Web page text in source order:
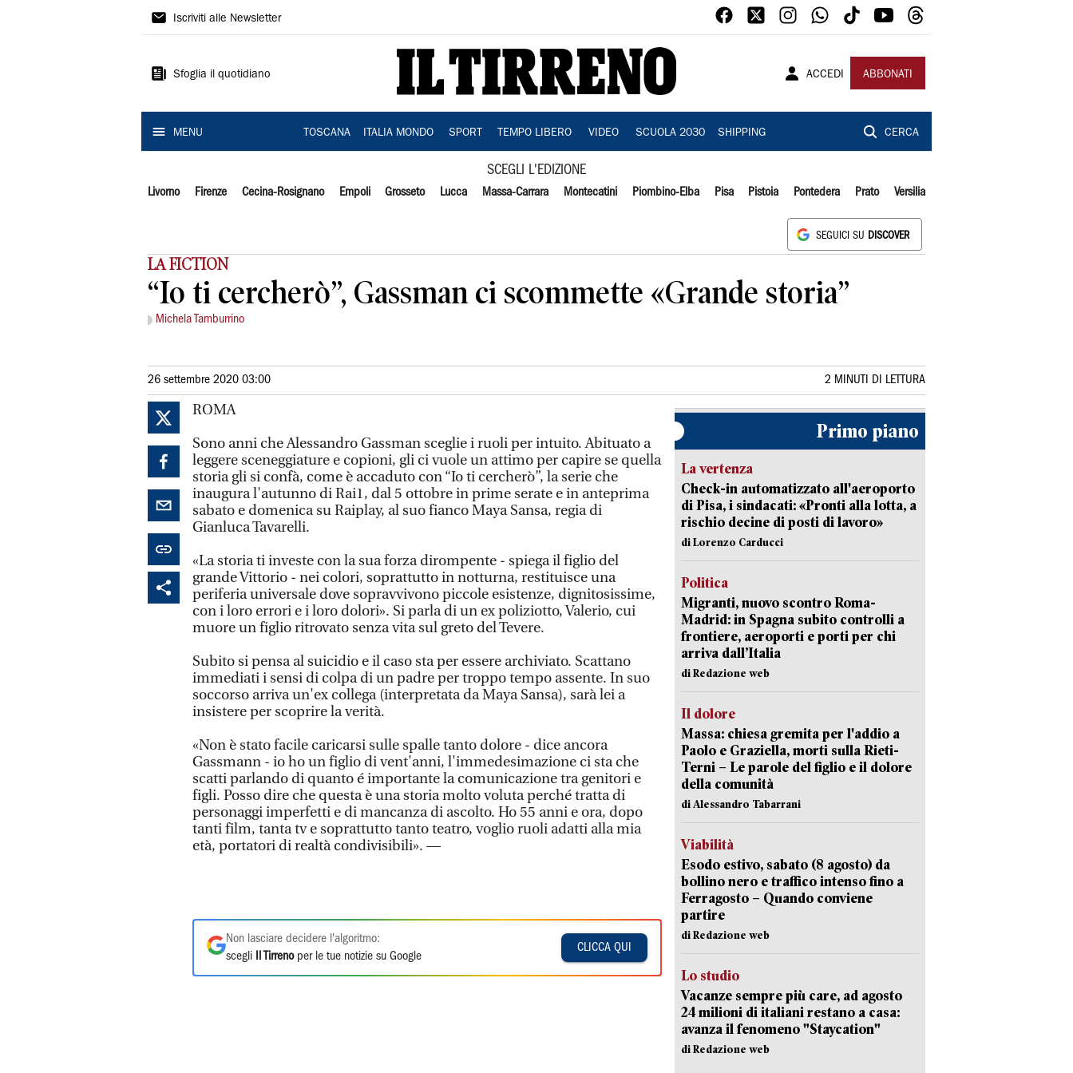
Il
Iscriviti alle Newsletter
Sfoglia il quotidiano ACCEDI ABBONATI
MENU TOSCANA ITALIA MONDO SPORT TEMPO LIBERO VIDEO SCUOLA 2030 SHIPPING CERCA
SCEGLI L'EDIZIONE
Livorno Firenze Cecina-Rosignano Empoli Grosseto Lucca Massa-Carrara Montecatini Piombino-Elba Pisa Pistoia Pontedera Prato Versilia
SEGUICI SU DISCOVER
LA FICTION
“Io ti cercherò”, Gassman ci scommette «Grande storia”
Michela Tamburrino
26 settembre 2020 03:00 2 MINUTI DI LETTURA
ROMA
Sono anni che Alessandro Gassman sceglie i ruoli per intuito. Abituato a
leggere sceneggiature e copioni, gli ci vuole un attimo per capire se quella
storia gli si confà, come è accaduto con “Io ti cercherò”, la serie che
inaugura l'autunno di Rai1, dal 5 ottobre in prime serate e in anteprima
sabato e domenica su Raiplay, al suo fianco Maya Sansa, regia di
Gianluca Tavarelli.
«La storia ti investe con la sua forza dirompente - spiega il figlio del
grande Vittorio - nei colori, soprattutto in notturna, restituisce una
periferia universale dove sopravvivono piccole esistenze, dignitosissime,
con i loro errori e i loro dolori». Si parla di un ex poliziotto, Valerio, cui
muore un figlio ritrovato senza vita sul greto del Tevere.
Subito si pensa al suicidio e il caso sta per essere archiviato. Scattano
immediati i sensi di colpa di un padre per troppo tempo assente. In suo
soccorso arriva un'ex collega (interpretata da Maya Sansa), sarà lei a
insistere per scoprire la verità.
«Non è stato facile caricarsi sulle spalle tanto dolore - dice ancora
Gassmann - io ho un figlio di vent'anni, l'immedesimazione ci sta che
scatti parlando di quanto é importante la comunicazione tra genitori e
figli. Posso dire che questa è una storia molto voluta perché tratta di
personaggi imperfetti e di mancanza di ascolto. Ho 55 anni e ora, dopo
tanti film, tanta tv e soprattutto tanto teatro, voglio ruoli adatti alla mia
età, portatori di realtà condivisibili». —
Non lasciare decidere l'algoritmo:
scegli
Il Tirrenoper le tue notizie su Google
CLICCA QUI
Primo piano
La vertenza
Check-in automatizzato all'aeroporto
di Pisa, i sindacati: «Pronti alla lotta, a
rischio decine di posti di lavoro»
di Lorenzo Carducci
Politica
Migranti, nuovo scontro Roma-
Madrid: in Spagna subito controlli a
frontiere, aeroporti e porti per chi
arriva dall’Italia
di Redazione web
Il dolore
Massa: chiesa gremita per l'addio a
Paolo e Graziella, morti sulla Rieti-
Terni – Le parole del figlio e il dolore
della comunità
di Alessandro Tabarrani
Viabilità
Esodo estivo, sabato (8 agosto) da
bollino nero e traffico intenso fino a
Ferragosto – Quando conviene
partire
di Redazione web
Lo studio
Vacanze sempre più care, ad agosto
24 milioni di italiani restano a casa:
avanza il fenomeno "Staycation"
di Redazione web